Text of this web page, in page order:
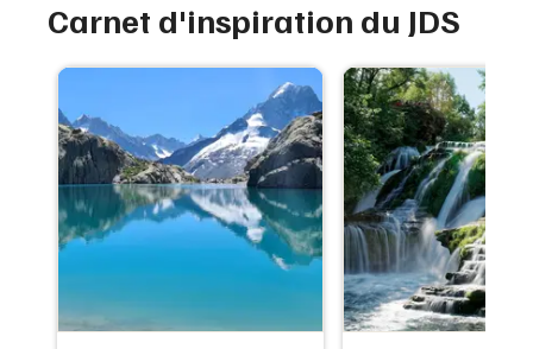
Concerts
Sports
Soirées
Sorties famille
Expos
Sorties & loisirs
Nice
Paris
Strasbourg
Toulouse
Toutes les villes
Carnet d'inspiration du JDS